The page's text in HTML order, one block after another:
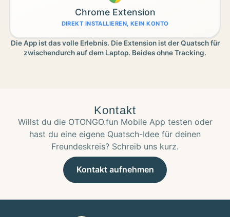
Chrome Extension
DIREKT INSTALLIEREN, KEIN KONTO
Die App ist das volle Erlebnis. Die Extension ist der Quatsch für
zwischendurch auf dem Laptop. Beides ohne Tracking.
Kontakt
Willst du die OTONGO.fun Mobile App testen oder
hast du eine eigene Quatsch-Idee für deinen
Freundeskreis? Schreib uns kurz.
Kontakt aufnehmen